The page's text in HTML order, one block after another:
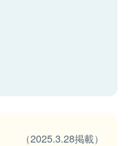
（2025.3.28掲載）